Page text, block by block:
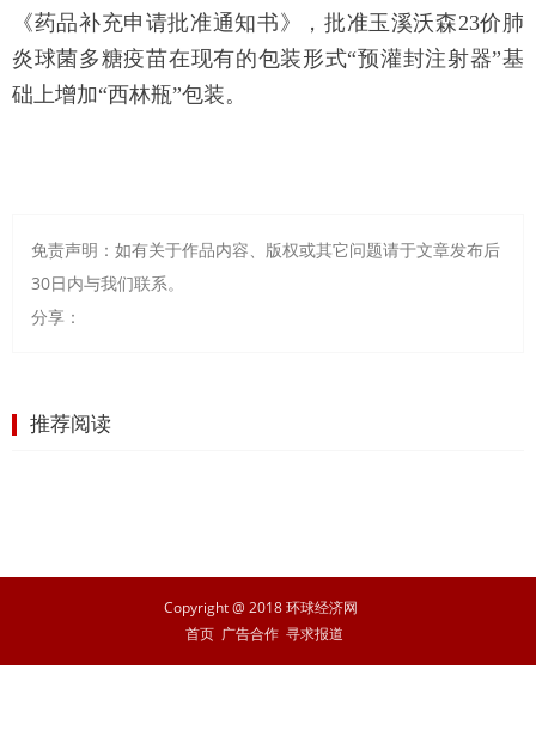
《药品补充申请批准通知书》，批准玉溪沃森23价肺
炎球菌多糖疫苗在现有的包装形式“预灌封注射器”基
础上增加“西林瓶”包装。
免责声明：如有关于作品内容、版权或其它问题请于文章发布后
30日内与我们联系。
分享：
推荐阅读
Copyright @ 2018 环球经济网
首页 广告合作 寻求报道